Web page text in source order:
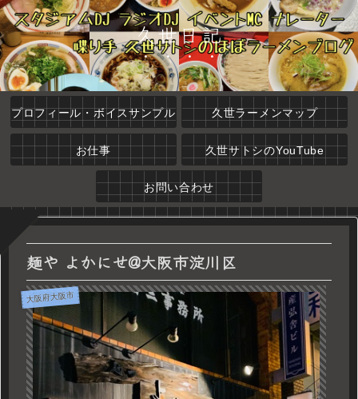
久世日記
プロフィール・ボイスサンプル 久世ラーメンマップ
お仕事 久世サトシのYouTube
お問い合わせ
麺や よかにせ@大阪市淀川区
大阪府大阪市